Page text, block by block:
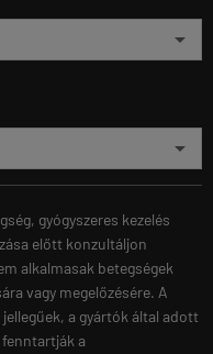
gyógyszeres kezelés
előtt konzultáljon
alkalmasak betegségek
vagy megelőzésére. A
a gyártók által adott
a